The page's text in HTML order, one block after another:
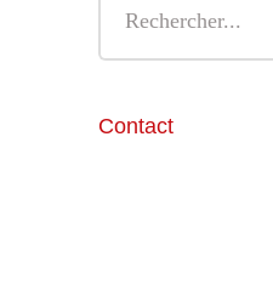
Contact